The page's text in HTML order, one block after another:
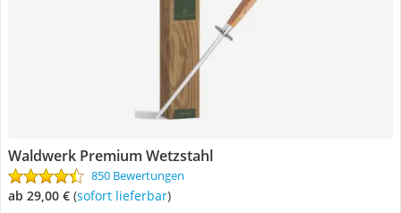
Waldwerk Premium Wetzstahl
850 Bewertungen
ab 29,00 € ( Sofort lieferbar)